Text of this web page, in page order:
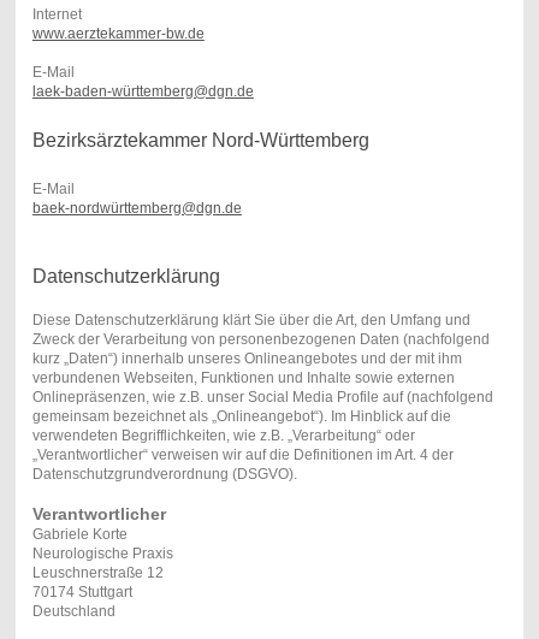
Internet
www.aerztekammer-bw.de
E-Mail
laek-baden-württemberg@dgn.de
Bezirksärztekammer Nord-Württemberg
E-Mail
baek-nordwürttemberg@dgn.de
Datenschutzerklärung
Diese Datenschutzerklärung klärt Sie über die Art, den Umfang und
Zweck der Verarbeitung von personenbezogenen Daten (nachfolgend
kurz „Daten“) innerhalb unseres Onlineangebotes und der mit ihm
verbundenen Webseiten, Funktionen und Inhalte sowie externen
Onlinepräsenzen, wie z.B. unser Social Media Profile auf (nachfolgend
gemeinsam bezeichnet als „Onlineangebot“). Im Hinblick auf die
verwendeten Begrifflichkeiten, wie z.B. „Verarbeitung“ oder
„Verantwortlicher“ verweisen wir auf die Definitionen im Art. 4 der
Datenschutzgrundverordnung (DSGVO).
Verantwortlicher
Gabriele Korte
Neurologische Praxis
Leuschnerstraße 12
70174 Stuttgart
Deutschland